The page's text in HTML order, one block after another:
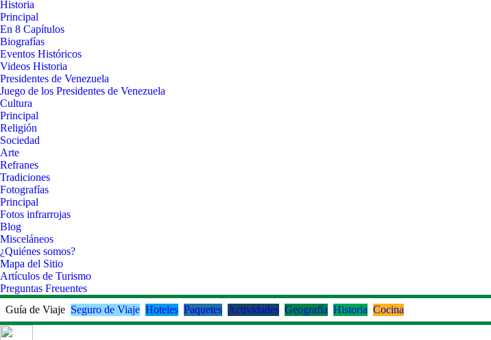
Historia
Principal
En 8 Capítulos
Biografías
Eventos Históricos
Videos Historia
Presidentes de Venezuela
Juego de los Presidentes de Venezuela
Cultura
Principal
Religión
Sociedad
Arte
Refranes
Tradiciones
Fotografías
Principal
Fotos infrarrojas
Blog
Misceláneos
¿Quiénes somos?
Mapa del Sitio
Artículos de Turismo
Preguntas Freuentes
Guía de Viaje Seguro de Viaje Hoteles Paquetes Actividades Geografía Historia Cocina